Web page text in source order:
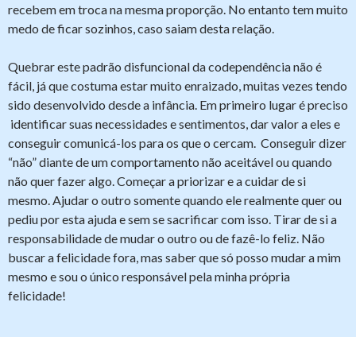
recebem em troca na mesma proporção. No entanto tem muito
medo de ficar sozinhos, caso saiam desta relação.
Quebrar este padrão disfuncional da codependência não é
fácil, já que costuma estar muito enraizado, muitas vezes tendo
sido desenvolvido desde a infância. Em primeiro lugar é preciso
identificar suas necessidades e sentimentos, dar valor a eles e
conseguir comunicá-los para os que o cercam. Conseguir dizer
“não” diante de um comportamento não aceitável ou quando
não quer fazer algo. Começar a priorizar e a cuidar de si
mesmo. Ajudar o outro somente quando ele realmente quer ou
pediu por esta ajuda e sem se sacrificar com isso. Tirar de si a
responsabilidade de mudar o outro ou de fazê-lo feliz. Não
buscar a felicidade fora, mas saber que só posso mudar a mim
mesmo e sou o único responsável pela minha própria
felicidade!